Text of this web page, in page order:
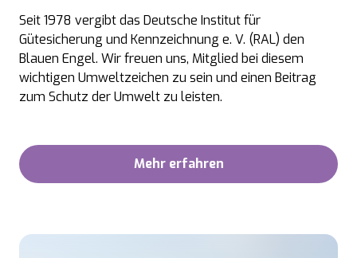
Seit 1978 vergibt das Deutsche Institut für
Gütesicherung und Kennzeichnung e. V. (RAL) den
Blauen Engel. Wir freuen uns, Mitglied bei diesem
wichtigen Umweltzeichen zu sein und einen Beitrag
zum Schutz der Umwelt zu leisten.
Mehr erfahren